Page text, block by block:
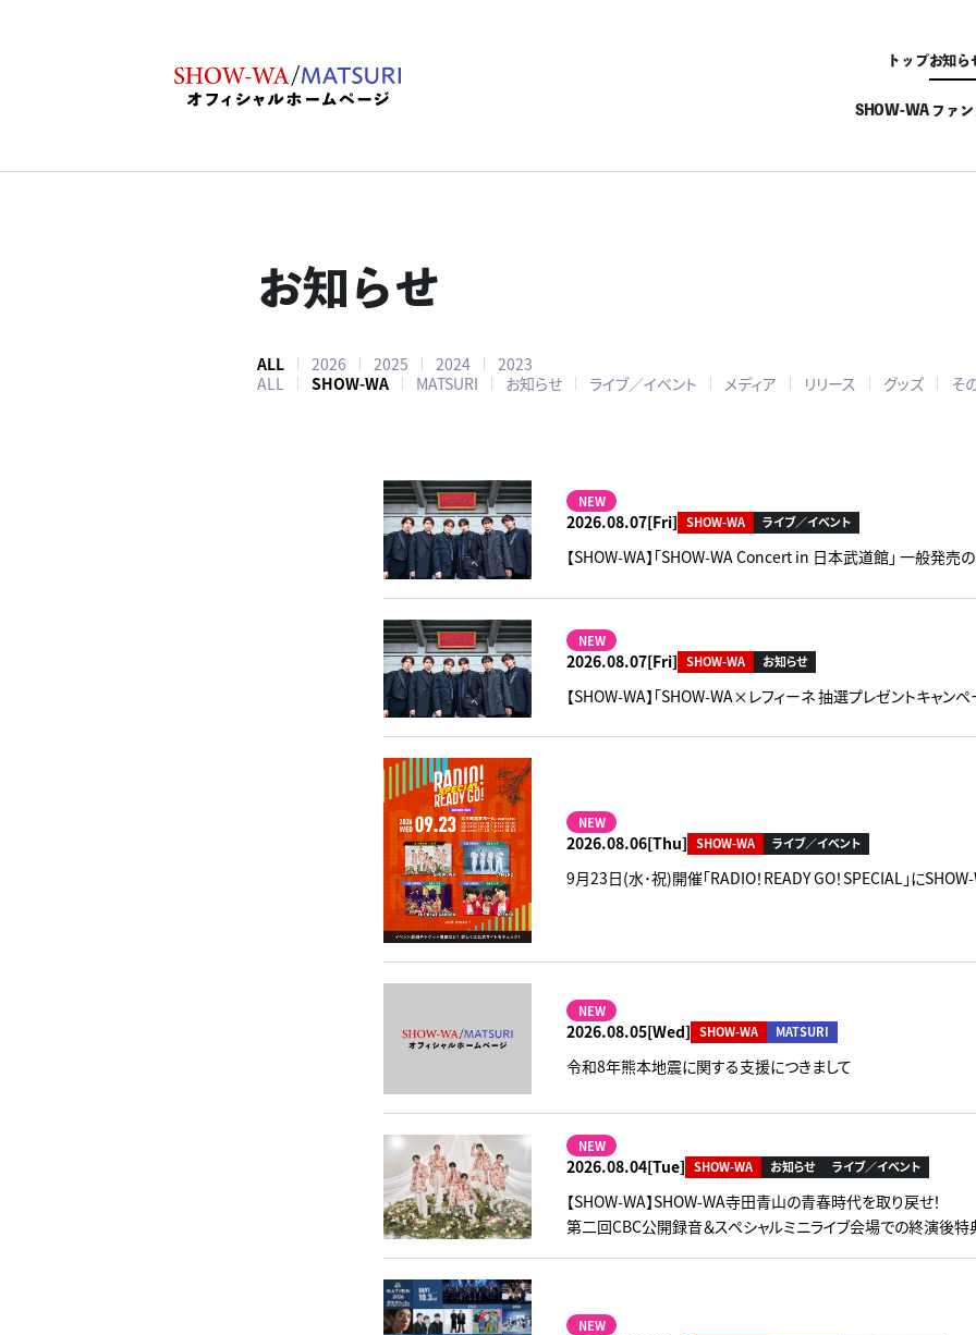
トップお知ら
SHOW-WA ファン
お知らせ
ALL 2026 2025 2024
2023
ALL
SHOW-WA MATSURI お知らせ ライブ／イベント メディア リリース グッズ そ
NEW
2026.08.07[Fri] SHOW-WA ライブ／イベント
【SHOW-WA】「SHOW-WA Concert in 日本武道館」 一般発売
NEW
2026.08.07[Fri] SHOW-WA お知らせ
【SHOW-WA】「SHOW-WA×レフィーネ 抽選プレゼントキャンペ
NEW
2026.08.06[Thu] SHOW-WA ライブ／イベント
9月23日(水･祝)開催「RADIO！READY GO！SPECIAL」に
NEW
2026.08.05[Wed] SHOW-WA MATSURI
令和8年熊本地震に関する支援につきまして
NEW
2026.08.04[Tue] SHOW-WA お知らせ ライブ／イベント
【SHOW-WA】SHOW-WA寺田青山の青春時代を取り戻せ！
第二回CBC公開録音＆スペシャルミニライブ会場での終演後
NEW